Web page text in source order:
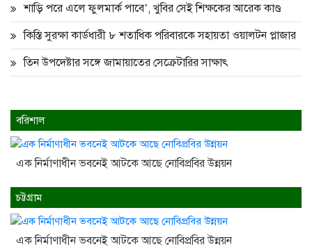
শাড়ি পরে এলে ফুলমার্ক পাবে’, খুবির সেই শিক্ষকের আরেক কাণ্ড
কিস্তি সুরক্ষা কার্ডধারী ৮ শতাধিক পরিবারকে সহায়তা ওয়ালটন প্লাজার
তিন উপদেষ্টার সঙ্গে জামায়াতের সেক্রেটারির সাক্ষাৎ
বরিশাল
এক নির্মাণাধীন ভবনেই আটকে আছে নোবিপ্রবির উন্নয়ন
চট্টগ্রাম
এক নির্মাণাধীন ভবনেই আটকে আছে নোবিপ্রবির উন্নয়ন